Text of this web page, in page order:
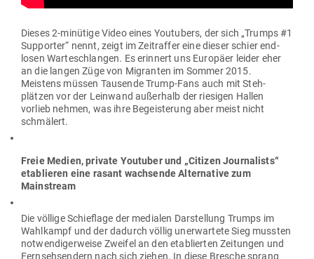
Dieses 2‑minütige Video eines You­tubers, der sich „Trumps #1
Sup­porter“ nennt, zeigt im Zeit­raffer eine dieser schier end­
losen War­te­schlangen. Es erinnert uns Europäer leider eher
an die langen Züge von Migranten im Sommer 2015.
Meistens müssen Tau­sende Trump-Fans auch mit Steh­
plätzen vor der Leinwand außerhalb der rie­sigen Hallen
vorlieb nehmen, was ihre Begeis­terung aber meist nicht
schmälert.
Freie Medien, private You­tuber und „Citizen Jour­na­lists“
eta­blieren eine rasant wach­sende Alter­native zum
Mainstream
Die völlige Schieflage der medialen Dar­stellung Trumps im
Wahl­kampf und der dadurch völlig uner­wartete Sieg mussten
not­wen­di­ger­weise Zweifel an den eta­blierten Zei­tungen und
Fern­seh­sendern nach sich ziehen. In diese Bresche sprang